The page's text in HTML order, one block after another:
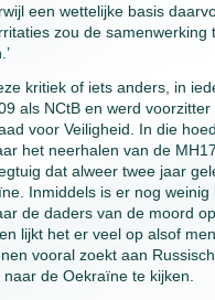
een wettelijke basis
zou de samenwerking
kritiek of iets anders, in
als NCtB en werd voorzitter
voor Veiligheid. In die
het neerhalen van de
dat alweer twee jaar
Inmiddels is er nog weinig
de daders van de moord
lijkt het er veel op alsof
vooral zoekt aan
de Oekraïne te kijken.